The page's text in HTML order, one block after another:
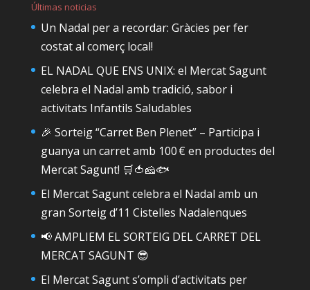
Últimas noticias
Un Nadal per a recordar: Gràcies per fer
costat al comerç local!
EL NADAL QUE ENS UNIX: el Mercat Sagunt
celebra el Nadal amb tradició, sabor i
activitats Infantils Saludables
🎉 Sorteig “Carret Ben Plenet” – Participa i
guanya un carret amb 100 € en productes del
Mercat Sagunt! 🛒🍅🧀🐟
El Mercat Sagunt celebra el Nadal amb un
gran Sorteig d’11 Cistelles Nadalenques
📢 AMPLIEM EL SORTEIG DEL CARRET DEL
MERCAT SAGUNT 😎
El Mercat Sagunt s’ompli d’activitats per